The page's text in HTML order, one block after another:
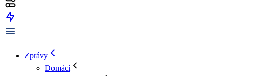
Zprávy
Domácí